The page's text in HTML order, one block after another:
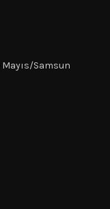
Mayıs/Samsun